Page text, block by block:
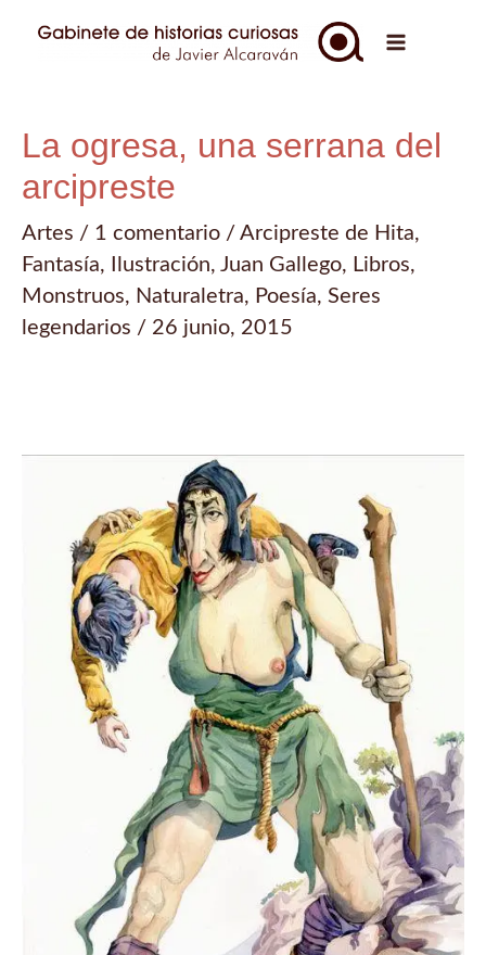
Menu
La ogresa, una serrana del
arcipreste
Artes / 1 comentario / Arcipreste de Hita,
Fantasía, Ilustración, Juan Gallego, Libros,
Monstruos, Naturaletra, Poesía, Seres
legendarios / 26 junio, 2015